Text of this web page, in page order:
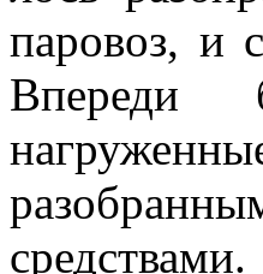
паровоз, и
Впереди